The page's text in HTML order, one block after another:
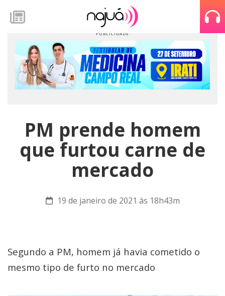
PM prende homem
que furtou carne de
mercado
19 de janeiro de 2021 às 18h43m
Segundo a PM, homem já havia cometido o
mesmo tipo de furto no mercado